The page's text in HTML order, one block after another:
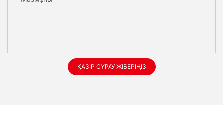
ҚАЗІР СҰРАУ ЖІБЕРІҢІЗ